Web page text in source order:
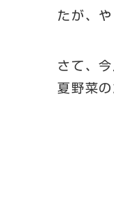
たが、
さて、
夏野菜